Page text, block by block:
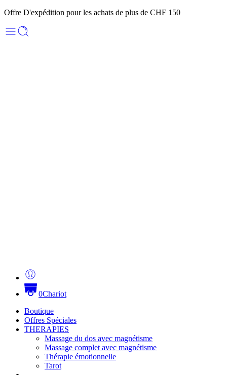
Offre D'expédition pour les achats de plus de CHF 150
0Chariot
Boutique
Offres Spéciales
THERAPIES
Massage du dos avec magnétisme
Massage complet avec magnétisme
Thérapie émotionnelle
Tarot